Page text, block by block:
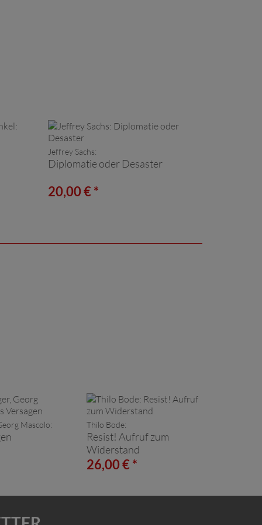
Jeffrey Sachs:
Diplomatie oder Desaster
20,00 € *
Mascolo: Thilo Bode:
Resist! Aufruf zum
Widerstand
26,00 € *